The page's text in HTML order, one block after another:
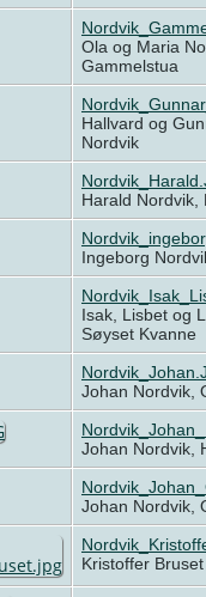
Ola og Maria
Gammelstua
Hallvard og
Nordvik
Harald
Ingeborg
Isak, Lisbet og
Søyset Kvanne
Johan Nordvik,
Johan Nordvik,
Johan Nordvik,
Kristoffer